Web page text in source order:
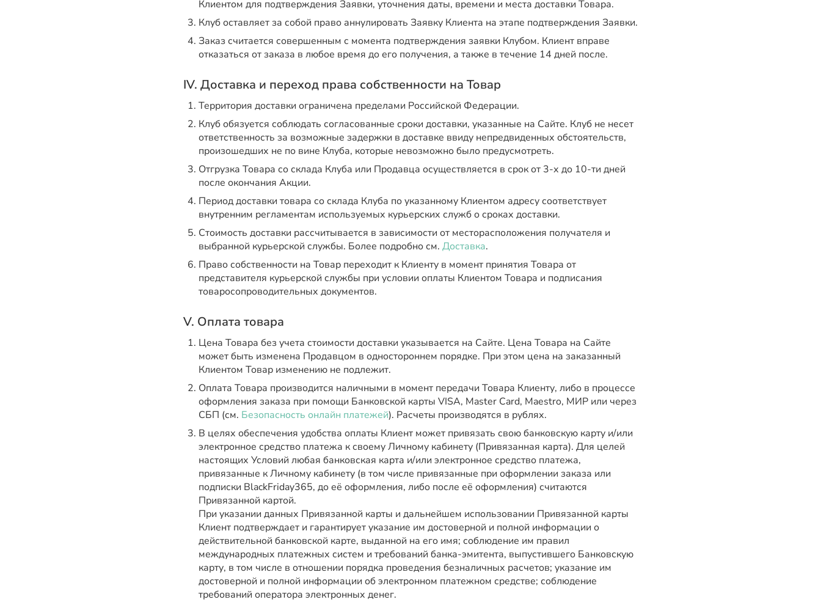
Клиентом для подтверждения Заявки, уточнения даты, времени и места доставки Товара.
Клуб оставляет за собой право аннулировать Заявку Клиента на этапе подтверждения Заявки.
Заказ считается совершенным с момента подтверждения заявки Клубом. Клиент вправе
отказаться от заказа в любое время до его получения, а также в течение 14 дней после.
IV. Доставка и переход права собственности на Товар
Территория доставки ограничена пределами Российской Федерации.
Клуб обязуется соблюдать согласованные сроки доставки, указанные на Сайте. Клуб не несет
ответственность за возможные задержки в доставке ввиду непредвиденных обстоятельств,
произошедших не по вине Клуба, которые невозможно было предусмотреть.
Отгрузка Товара со склада Клуба или Продавца осуществляется в срок от 3-х до 10-ти дней
после окончания Акции.
Период доставки товара со склада Клуба по указанному Клиентом адресу соответствует
внутренним регламентам используемых курьерских служб о сроках доставки.
Стоимость доставки рассчитывается в зависимости от месторасположения получателя и
выбранной курьерской службы. Более подробно см. Доставка.
Право собственности на Товар переходит к Клиенту в момент принятия Товара от
представителя курьерской службы при условии оплаты Клиентом Товара и подписания
товаросопроводительных документов.
V. Оплата товара
Цена Товара без учета стоимости доставки указывается на Сайте. Цена Товара на Сайте
может быть изменена Продавцом в одностороннем порядке. При этом цена на заказанный
Клиентом Товар изменению не подлежит.
Оплата Товара производится наличными в момент передачи Товара Клиенту, либо в процессе
оформления заказа при помощи Банковской карты VISA, Master Card, Maestro, МИР или через
СБП (см. Безопасность онлайн платежей). Расчеты производятся в рублях.
В целях обеспечения удобства оплаты Клиент может привязать свою банковскую карту и/или
электронное средство платежа к своему Личному кабинету (Привязанная карта). Для целей
настоящих Условий любая банковская карта и/или электронное средство платежа,
привязанные к Личному кабинету (в том числе привязанные при оформлении заказа или
подписки BlackFriday365, до её оформления, либо после её оформления) считаются
Привязанной картой.
При указании данных Привязанной карты и дальнейшем использовании Привязанной карты
Клиент подтверждает и гарантирует указание им достоверной и полной информации о
действительной банковской карте, выданной на его имя; соблюдение им правил
международных платежных систем и требований банка-эмитента, выпустившего Банковскую
карту, в том числе в отношении порядка проведения безналичных расчетов; указание им
достоверной и полной информации об электронном платежном средстве; соблюдение
требований оператора электронных денег.